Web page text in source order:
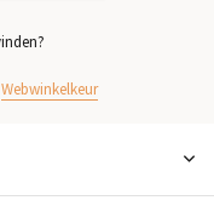
Webwinkelkeur